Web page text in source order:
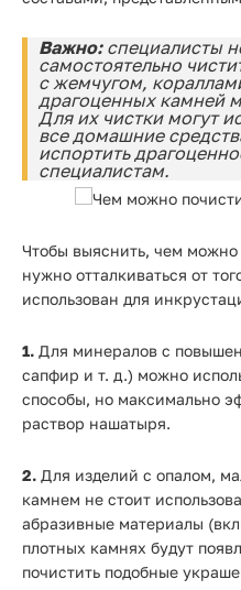
Важно:специалисты
самостоятельно
с жемчугом,
драгоценных камней
Для их чистки могут
все домашние
испортить
специалистам.
Чтобы выяснить, чем
нужно отталкиваться от
использован для
1. Для минералов с
сапфир и т. д.) можно
способы, но максимально
раствор нашатыря.
2. Для изделий с опалом,
камнем не стоит
абразивные материалы
плотных камнях будут
почистить подобные